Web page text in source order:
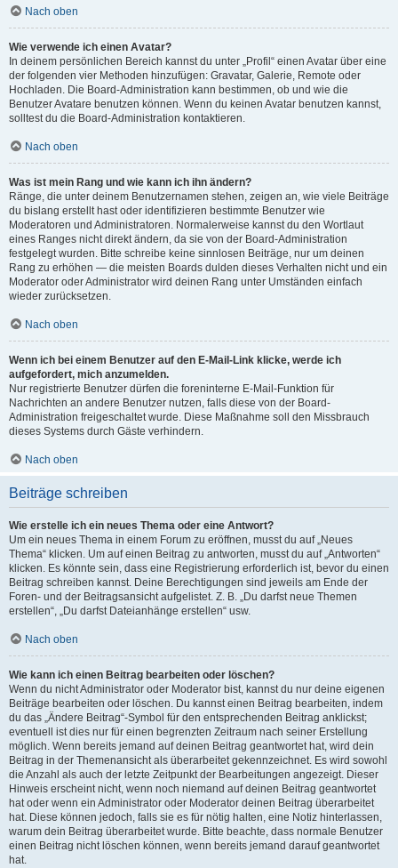
Nach oben
Wie verwende ich einen Avatar?
In deinem persönlichen Bereich kannst du unter „Profil“ einen Avatar über eine
der folgenden vier Methoden hinzufügen: Gravatar, Galerie, Remote oder
Hochladen. Die Board-Administration kann bestimmen, ob und wie die
Benutzer Avatare benutzen können. Wenn du keinen Avatar benutzen kannst,
solltest du die Board-Administration kontaktieren.
Nach oben
Was ist mein Rang und wie kann ich ihn ändern?
Ränge, die unter deinem Benutzernamen stehen, zeigen an, wie viele Beiträge
du bislang erstellt hast oder identifizieren bestimmte Benutzer wie
Moderatoren und Administratoren. Normalerweise kannst du den Wortlaut
eines Ranges nicht direkt ändern, da sie von der Board-Administration
festgelegt wurden. Bitte schreibe keine sinnlosen Beiträge, nur um deinen
Rang zu erhöhen — die meisten Boards dulden dieses Verhalten nicht und ein
Moderator oder Administrator wird deinen Rang unter Umständen einfach
wieder zurücksetzen.
Nach oben
Wenn ich bei einem Benutzer auf den E-Mail-Link klicke, werde ich
aufgefordert, mich anzumelden.
Nur registrierte Benutzer dürfen die foreninterne E-Mail-Funktion für
Nachrichten an andere Benutzer nutzen, falls diese von der Board-
Administration freigeschaltet wurde. Diese Maßnahme soll den Missbrauch
dieses Systems durch Gäste verhindern.
Nach oben
Beiträge schreiben
Wie erstelle ich ein neues Thema oder eine Antwort?
Um ein neues Thema in einem Forum zu eröffnen, musst du auf „Neues
Thema“ klicken. Um auf einen Beitrag zu antworten, musst du auf „Antworten“
klicken. Es könnte sein, dass eine Registrierung erforderlich ist, bevor du einen
Beitrag schreiben kannst. Deine Berechtigungen sind jeweils am Ende der
Foren- und der Beitragsansicht aufgelistet. Z. B. „Du darfst neue Themen
erstellen“, „Du darfst Dateianhänge erstellen“ usw.
Nach oben
Wie kann ich einen Beitrag bearbeiten oder löschen?
Wenn du nicht Administrator oder Moderator bist, kannst du nur deine eigenen
Beiträge bearbeiten oder löschen. Du kannst einen Beitrag bearbeiten, indem
du das „Ändere Beitrag“-Symbol für den entsprechenden Beitrag anklickst;
eventuell ist dies nur für einen begrenzten Zeitraum nach seiner Erstellung
möglich. Wenn bereits jemand auf deinen Beitrag geantwortet hat, wird dein
Beitrag in der Themenansicht als überarbeitet gekennzeichnet. Es wird sowohl
die Anzahl als auch der letzte Zeitpunkt der Bearbeitungen angezeigt. Dieser
Hinweis erscheint nicht, wenn noch niemand auf deinen Beitrag geantwortet
hat oder wenn ein Administrator oder Moderator deinen Beitrag überarbeitet
hat. Diese können jedoch, falls sie es für nötig halten, eine Notiz hinterlassen,
warum dein Beitrag überarbeitet wurde. Bitte beachte, dass normale Benutzer
einen Beitrag nicht löschen können, wenn bereits jemand darauf geantwortet
hat.